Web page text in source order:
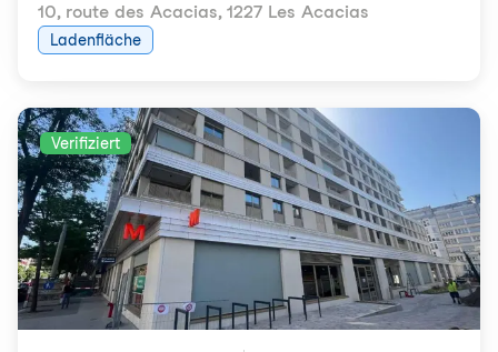
10, route des Acacias, 1227 Les Acacias
Ladenfläche
Verifiziert